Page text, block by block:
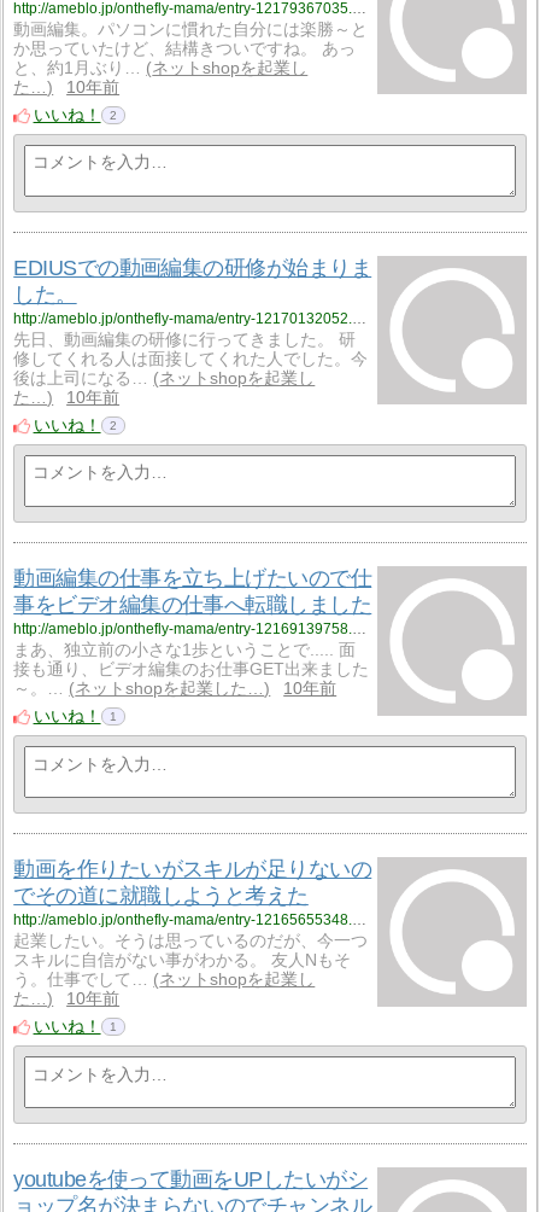
動画編集。パソコンに慣れた自分には楽勝～と
か思っていたけど、結構きついですね。 あっ
と、約1月ぶり…
ネットshopを起業し
た…
10年前
いいね！
2
EDIUSでの動画編集の研修が始まりま
した。
先日、動画編集の研修に行ってきました。 研
修してくれる人は面接してくれた人でした。今
後は上司になる…
ネットshopを起業し
た…
10年前
いいね！
2
動画編集の仕事を立ち上げたいので仕
事をビデオ編集の仕事へ転職しました
まあ、独立前の小さな1歩ということで..... 面
接も通り、ビデオ編集のお仕事GET出来ました
～。…
ネットshopを起業した…
10年前
いいね！
1
動画を作りたいがスキルが足りないの
でその道に就職しようと考えた
起業したい。そうは思っているのだが、今一つ
スキルに自信がない事がわかる。 友人Nもそ
う。仕事でして…
ネットshopを起業し
た…
10年前
いいね！
1
youtubeを使って動画をUPしたいがシ
ョップ名が決まらないのでチャンネル